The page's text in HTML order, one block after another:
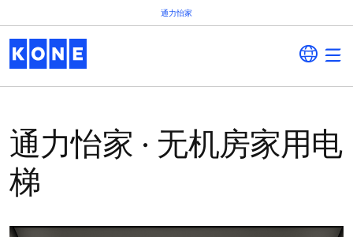
通力怡家
通力怡家 · 无机房家用电
梯